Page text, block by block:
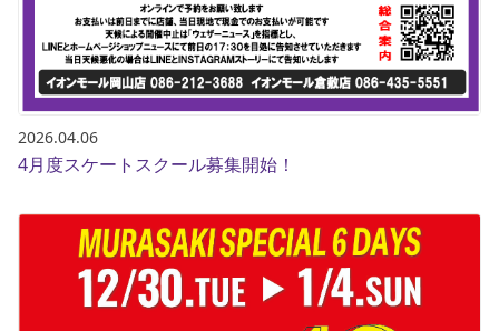
2026.04.06
4月度スケートスクール募集開始！